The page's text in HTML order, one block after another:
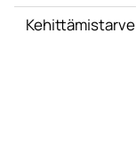
Kehittämistarve